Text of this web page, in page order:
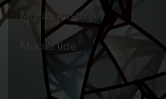
Mučící nástroje
Mučící lidé